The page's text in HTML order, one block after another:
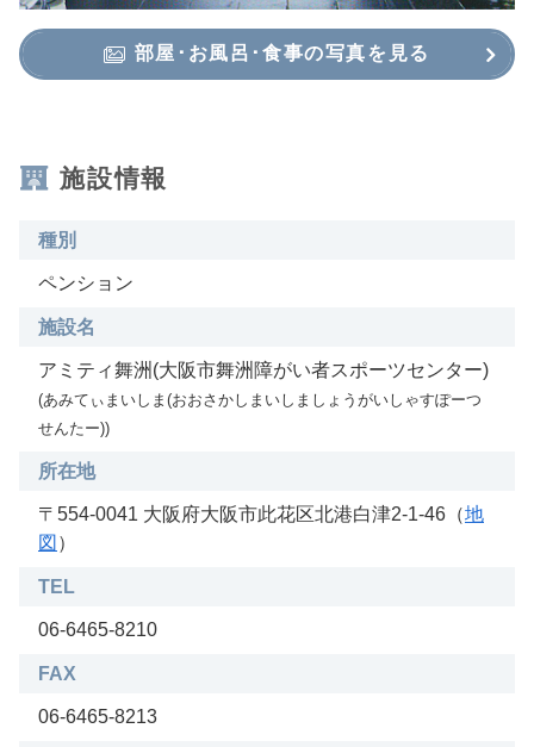
部屋･お風呂･食事の写真を見る
施設情報
種別
ペンション
施設名
アミティ舞洲(大阪市舞洲障がい者スポーツセンター)
(あみてぃまいしま(おおさかしまいしましょうがいしゃすぽーつ
せんたー))
所在地
〒554-0041 大阪府大阪市此花区北港白津2-1-46（地
図 ）
TEL
06-6465-8210
FAX
06-6465-8213